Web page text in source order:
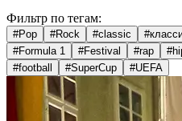
Фильтр по тегам:
#Pop #Rock #classic #
#Formula 1 #Festival #rap #
#football #SuperCup #UEFA